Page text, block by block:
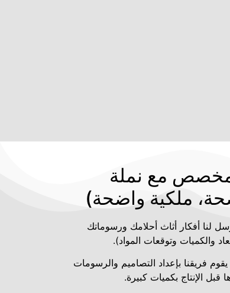
مع نملة
ملكية واضحة)
أرسل لنا أفكار أثاث أحلامك ورسوماتك
والكميات وتوقعات المواد).
يقوم فريقنا بإعداد التصاميم والرسومات
قبل الإنتاج بكميات كبيرة.